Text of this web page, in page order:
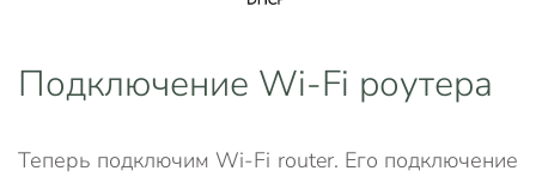
Подключение Wi-Fi роутера
Теперь подключим Wi-Fi router. Его подключение